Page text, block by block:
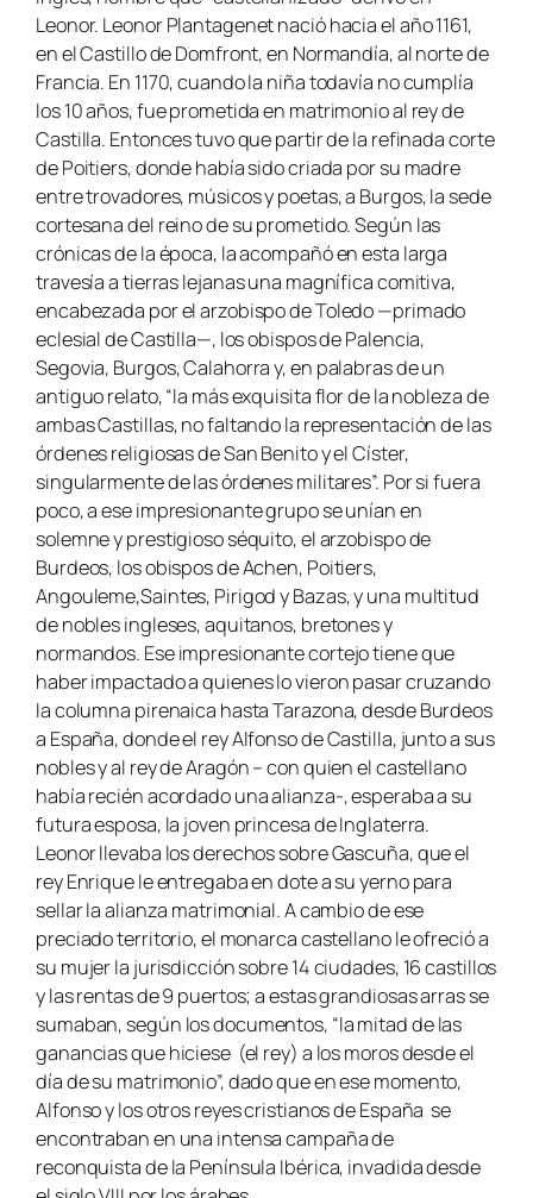
Leonor. Leonor Plantagenet nació hacia el año 1161,
en el Castillo de Domfront, en Normandía, al norte de
Francia. En 1170, cuando la niña todavía no cumplía
los 10 años, fue prometida en matrimonio al rey de
Castilla. Entonces tuvo que partir de la refinada corte
de Poitiers, donde había sido criada por su madre
entre trovadores, músicos y poetas, a Burgos, la sede
cortesana del reino de su prometido. Según las
crónicas de la época, la acompañó en esta larga
travesía a tierras lejanas una magnífica comitiva,
encabezada por el arzobispo de Toledo —primado
eclesial de Castilla—, los obispos de Palencia,
Segovia, Burgos, Calahorra y, en palabras de un
antiguo relato, “la más exquisita flor de la nobleza de
ambas Castillas, no faltando la representación de las
órdenes religiosas de San Benito y el Císter,
singularmente de las órdenes militares”. Por si fuera
poco, a ese impresionante grupo se unían en
solemne y prestigioso séquito, el arzobispo de
Burdeos, los obispos de Achen, Poitiers,
Angouleme,Saintes, Pirigod y Bazas, y una multitud
de nobles ingleses, aquitanos, bretones y
normandos. Ese impresionante cortejo tiene que
haber impactado a quienes lo vieron pasar cruzando
la columna pirenaica hasta Tarazona, desde Burdeos
a España, donde el rey Alfonso de Castilla, junto a sus
nobles y al rey de Aragón – con quien el castellano
había recién acordado una alianza-, esperaba a su
futura esposa, la joven princesa de Inglaterra.
Leonor llevaba los derechos sobre Gascuña, que el
rey Enrique le entregaba en dote a su yerno para
sellar la alianza matrimonial. A cambio de ese
preciado territorio, el monarca castellano le ofreció a
su mujer la jurisdicción sobre 14 ciudades, 16 castillos
y las rentas de 9 puertos; a estas grandiosas arras se
sumaban, según los documentos, “la mitad de las
ganancias que hiciese (el rey) a los moros desde el
día de su matrimonio”, dado que en ese momento,
Alfonso y los otros reyes cristianos de España se
encontraban en una intensa campaña de
reconquista de la Península Ibérica, invadida desde